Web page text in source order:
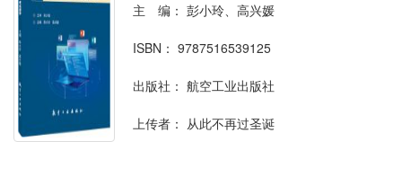
主 编： 彭小玲、高兴媛
ISBN： 9787516539125
出版社： 航空工业出版社
上传者： 从此不再过圣诞